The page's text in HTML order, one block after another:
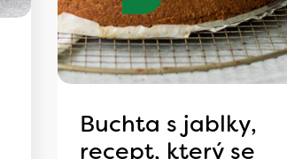
Buchta s jablky,
recept, který se